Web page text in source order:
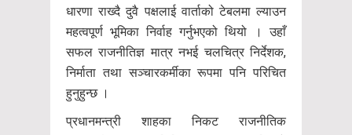
धारणा राख्दै दुवै पक्षलाई वार्ताको टेबलमा ल्याउन
महत्वपूर्ण भूमिका निर्वाह गर्नुभएको थियो । उहाँ
सफल राजनीतिज्ञ मात्र नभई चलचित्र निर्देशक,
निर्माता तथा सञ्चारकर्मीका रूपमा पनि परिचित
हुनुहुन्छ ।
प्रधानमन्त्री शाहका निकट राजनीतिक